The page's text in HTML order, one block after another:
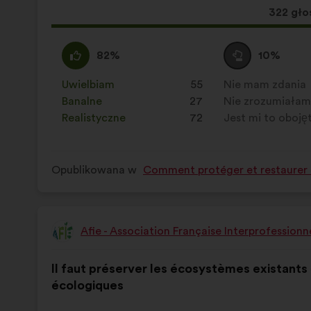
Ta
322
następująco:
Zgadzam
się
:
82%
Ta
propozycja
została
zakwalifikowana
w
Uwielbiam
: 55
razy
Banalne
: 27
razy
Realistyczne
: 72
razy
Wstrzymuję
się
:
10%
Ta
propozycja
została
zakwalifikowana
w
Nie mam zdania
:razy
Nie
:razy
Jest mi to
:razy
Opublikowana w Comment protéger et restaurer
Propozycja:
Afie - Association Française
propozycji:
Il faut préserver les écosystèmes
écologiques
czym
głosy